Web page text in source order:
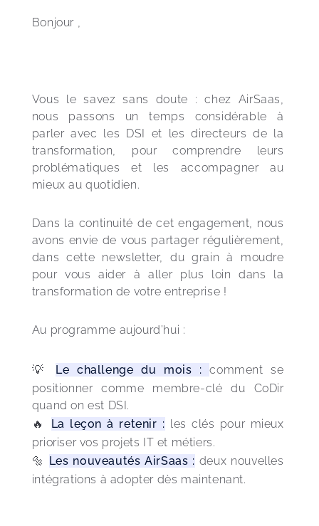
Bonjour ,
Vous le savez sans doute : chez AirSaas,
nous passons un temps considérable à
parler avec les DSI et les directeurs de la
transformation, pour comprendre leurs
problématiques et les accompagner au
mieux au quotidien.
Dans la continuité de cet engagement, nous
avons envie de vous partager régulièrement,
dans cette newsletter, du grain à moudre
pour vous aider à aller plus loin dans la
transformation de votre entreprise !
Au programme aujourd’hui :
💡 Le challenge du mois : comment se
positionner comme membre-clé du CoDir
quand on est DSI.
🔥 La leçon à retenir : les clés pour mieux
prioriser vos projets IT et métiers.
🔩 Les nouveautés AirSaas : deux nouvelles
intégrations à adopter dès maintenant.